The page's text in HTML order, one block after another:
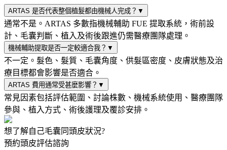
ARTAS 是否代表整個植髮都由機械人完成？ ▼
通常不是。ARTAS 多數指機械輔助 FUE 提取系統，術前設
計、毛囊判斷、植入及術後跟進仍需醫療團隊處理。
機械輔助提取是否一定較適合我？ ▼
不一定。髮色、髮質、毛囊角度、供髮區密度、皮膚狀態及治
療目標都會影響是否適合。
ARTAS 費用通常受甚麼影響？ ▼
常見因素包括評估範圍、討論株數、機械系統使用、醫療團隊
參與、植入方式、術後護理及覆診安排。
想了解自己毛囊同頭皮狀況?
預約頭皮評估諮詢